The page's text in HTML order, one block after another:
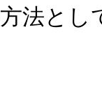
方法と